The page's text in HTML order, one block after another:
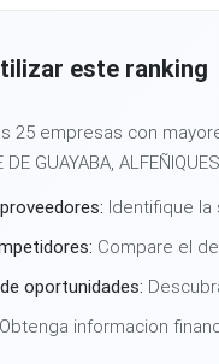
este ranking
25 empresas con
DE GUAYABA,
Identifique
Compare el
oportunidades:
Obtenga informacion